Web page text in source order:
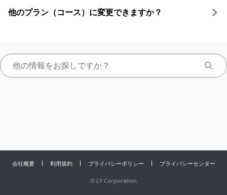
他のプラン（コース）に変更できますか？
会社概要 利用規約 プライバシーポリシー プライバシーセンター
© LY Corporation